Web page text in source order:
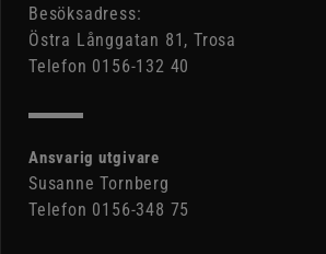
Besöksadress:
Östra Långgatan 81, Trosa
Telefon 0156-132 40
Ansvarig utgivare
Susanne Tornberg
Telefon 0156-348 75